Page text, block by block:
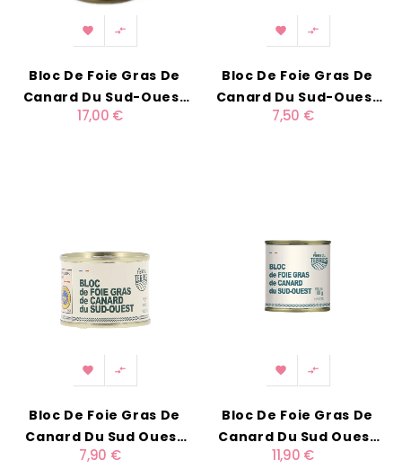
 
Bloc De Foie Gras De
Canard Du Sud-Ouest
200g IGP
17,00 €
 
Bloc De Foie Gras De
Canard Du Sud-Ouest
IGP 65g
7,50 €
 
Bloc De Foie Gras De
Canard Du Sud Ouest
65g IGP
7,90 €
 
Bloc De Foie Gras De
Canard Du Sud Ouest
100g IGP
11,90 €